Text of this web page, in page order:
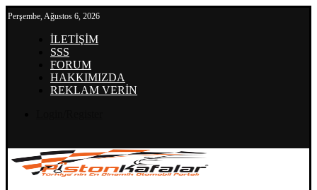
Perşembe, Ağustos 6, 2026
İLETİŞİM
SSS
FORUM
HAKKIMIZDA
REKLAM VERİN